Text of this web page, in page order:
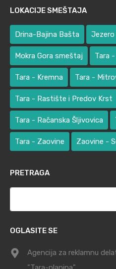
LOKACIJE SMEŠTAJA
Drina-Bajina Bašta Jezero
Mokra Gora smeštaj Tara
Tara - Kremna Tara -
Tara - Rastište i Predov Krst
Tara - Račanska Šljivovica
Tara - Zaovine Zaovine -
PRETRAGA
OGLASITE SE
Agencija za reklamnu